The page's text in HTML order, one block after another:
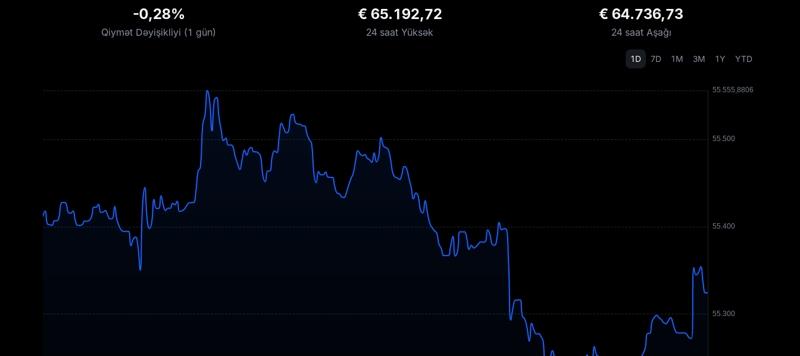
-0,28%
Qiymət Dəyişikliyi (1 gün)
€ 65.192,72
24 saat Yüksək
€ 64.736,73
24 saat Aşağı
1D 7D 1M 3M 1Y YTD